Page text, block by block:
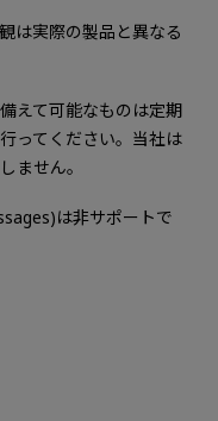
は実際の製品と異なる
えて可能なものは定期
ってください。当社は
ません。
は非サポートで